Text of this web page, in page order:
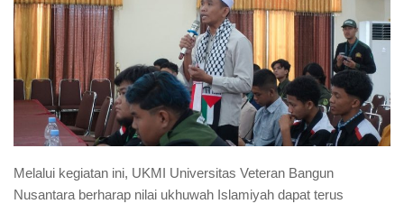
Melalui kegiatan ini, UKMI Universitas Veteran Bangun
Nusantara berharap nilai ukhuwah Islamiyah dapat terus